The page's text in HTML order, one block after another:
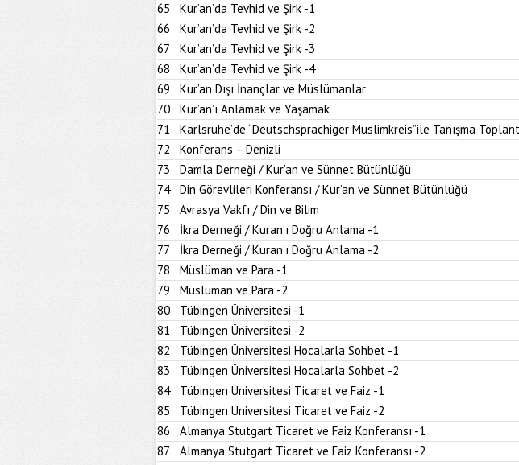
65
Kur’an’da Tevhid ve Şirk -1
66
Kur’an’da Tevhid ve Şirk -2
67
Kur’an’da Tevhid ve Şirk -3
68
Kur’an’da Tevhid ve Şirk -4
69
Kur’an Dışı İnançlar ve Müslümanlar
70
Kur’an’ı Anlamak ve Yaşamak
71
Karlsruhe’de “Deutschsprachiger Muslimkreis”ile Tanışma
72
Konferans – Denizli
73
Damla Derneği / Kur’an ve Sünnet Bütünlüğü
74
Din Görevlileri Konferansı / Kur’an ve Sünnet Bütünlüğü
75
Avrasya Vakfı / Din ve Bilim
76
İkra Derneği / Kuran’ı Doğru Anlama -1
77
İkra Derneği / Kuran’ı Doğru Anlama -2
78
Müslüman ve Para -1
79
Müslüman ve Para -2
80
Tübingen Üniversitesi -1
81
Tübingen Üniversitesi -2
82
Tübingen Üniversitesi Hocalarla Sohbet -1
83
Tübingen Üniversitesi Hocalarla Sohbet -2
84
Tübingen Üniversitesi Ticaret ve Faiz -1
85
Tübingen Üniversitesi Ticaret ve Faiz -2
86
Almanya Stutgart Ticaret ve Faiz Konferansı -1
87
Almanya Stutgart Ticaret ve Faiz Konferansı -2